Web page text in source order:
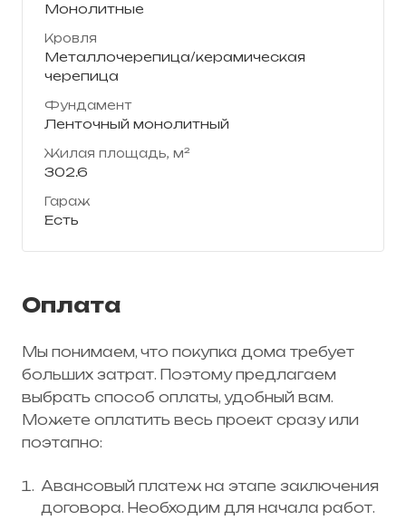
Монолитные
Кровля
Металлочерепица/керамическая
черепица
Фундамент
Ленточный монолитный
Жилая площадь, м²
302.6
Гараж
Есть
Оплата
Мы понимаем, что покупка дома требует
больших затрат. Поэтому предлагаем
выбрать способ оплаты, удобный вам.
Можете оплатить весь проект сразу или
поэтапно:
Авансовый платеж на этапе заключения
договора. Необходим для начала работ.